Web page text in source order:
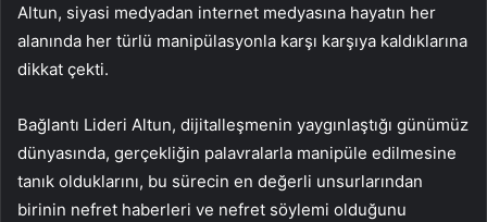
Altun, siyasi medyadan internet medyasına hayatın her
alanında her türlü manipülasyonla karşı karşıya kaldıklarına
dikkat çekti.
Bağlantı Lideri Altun, dijitalleşmenin yaygınlaştığı günümüz
dünyasında, gerçekliğin palavralarla manipüle edilmesine
tanık olduklarını, bu sürecin en değerli unsurlarından
birinin nefret haberleri ve nefret söylemi olduğunu